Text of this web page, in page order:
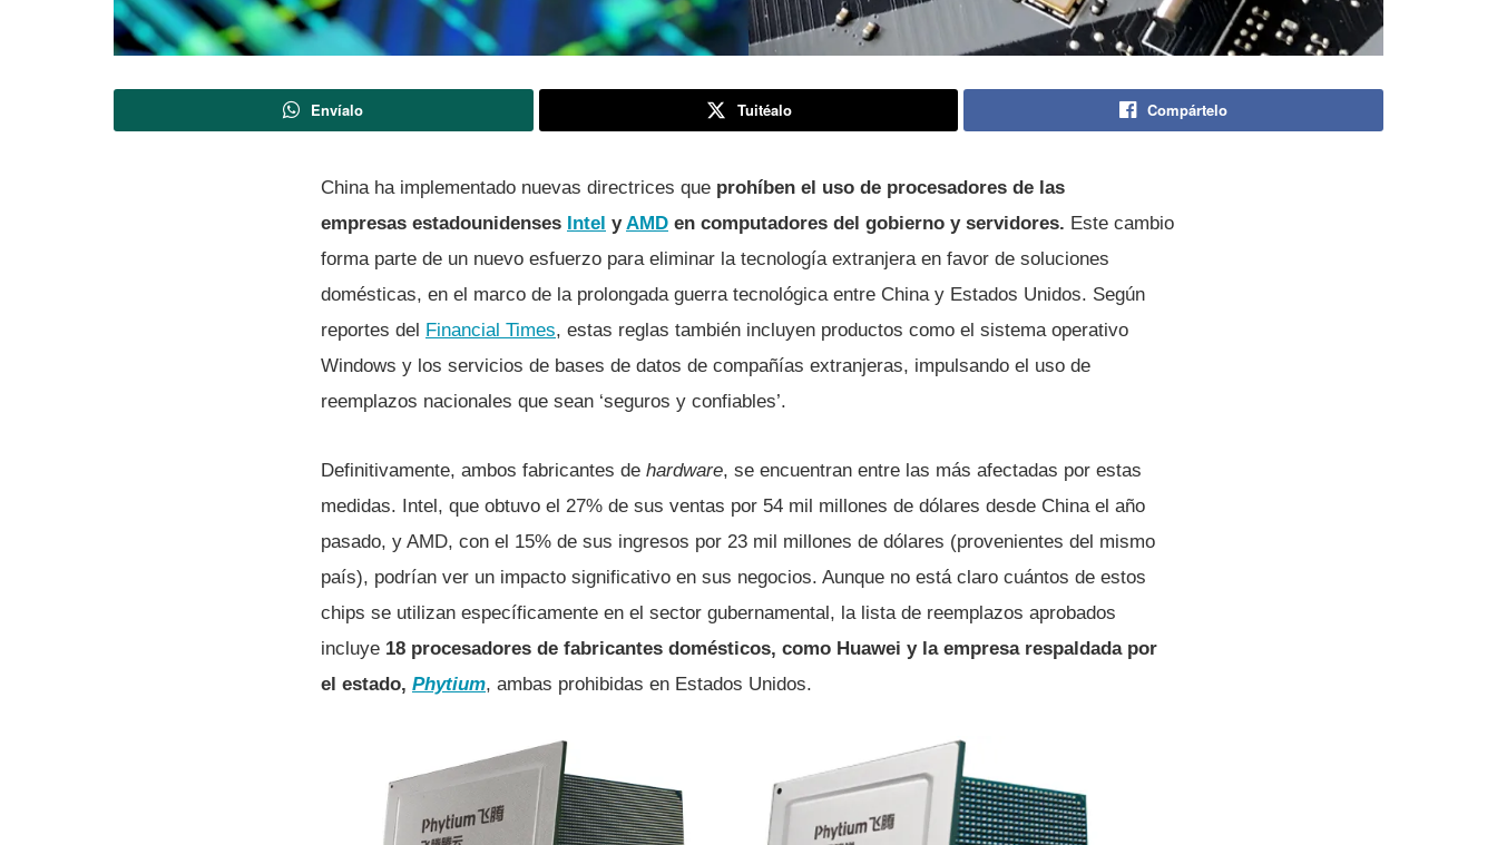
Envíalo Tuitéalo Compártelo
China ha implementado nuevas directrices que prohíben el uso de procesadores de las
empresas estadounidenses Intel yAMD en computadores del gobierno y servidores. Este cambio
forma parte de un nuevo esfuerzo para eliminar la tecnología extranjera en favor de soluciones
domésticas, en el marco de la prolongada guerra tecnológica entre China y Estados Unidos. Según
reportes del
Financial Times, estas reglas también incluyen productos como el sistema operativo
Windows y los servicios de bases de datos de compañías extranjeras, impulsando el uso de
reemplazos nacionales que sean ‘seguros y confiables’.
Definitivamente, ambos fabricantes de hardware, se encuentran entre las más afectadas por estas
medidas. Intel, que obtuvo el 27% de sus ventas por 54 mil millones de dólares desde China el año
pasado, y AMD, con el 15% de sus ingresos por 23 mil millones de dólares (provenientes del mismo
país), podrían ver un impacto significativo en sus negocios. Aunque no está claro cuántos de estos
chips se utilizan específicamente en el sector gubernamental, la lista de reemplazos aprobados
incluye 18 procesadores de fabricantes domésticos, como Huawei y la empresa respaldada por
el estado, Phytium, ambas prohibidas en Estados Unidos.